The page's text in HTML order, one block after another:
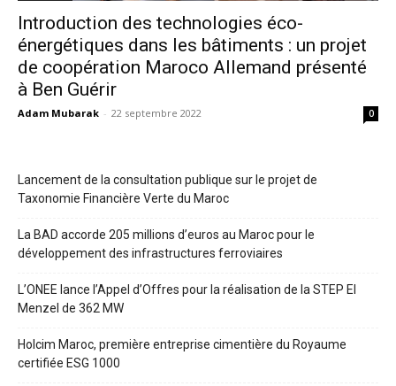
Introduction des technologies éco-
énergétiques dans les bâtiments : un projet
de coopération Maroco Allemand présenté
à Ben Guérir
Adam Mubarak - 22 septembre 2022 0
Lancement de la consultation publique sur le projet de
Taxonomie Financière Verte du Maroc
La BAD accorde 205 millions d’euros au Maroc pour le
développement des infrastructures ferroviaires
L’ONEE lance l’Appel d’Offres pour la réalisation de la STEP El
Menzel de 362 MW
Holcim Maroc, première entreprise cimentière du Royaume
certifiée ESG 1000